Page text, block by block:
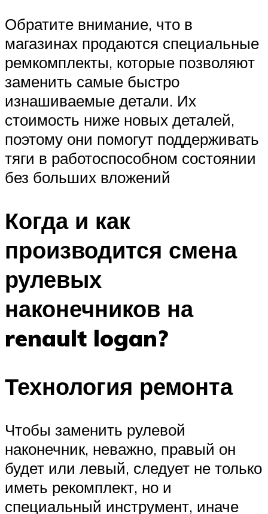
Обратите внимание, что в
магазинах продаются специальные
ремкомплекты, которые позволяют
заменить самые быстро
изнашиваемые детали. Их
стоимость ниже новых деталей,
поэтому они помогут поддерживать
тяги в работоспособном состоянии
без больших вложений
Когда и как
производится смена
рулевых
наконечников на
renault logan?
Технология ремонта
Чтобы заменить рулевой
наконечник, неважно, правый он
будет или левый, следует не только
иметь рекомплект, но и
специальный инструмент, иначе